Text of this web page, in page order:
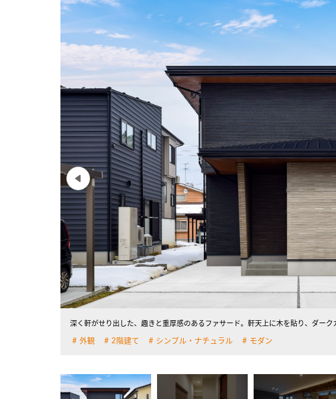
深く軒がせり出した、趣きと重厚感のあるファサード。軒天上に木を貼り、ダーク
外観 2階建て シンプル・ナチュラル モダン